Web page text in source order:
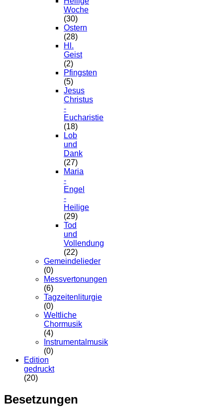
Woche
(30)
Ostern
(28)
Hl.
Geist
(2)
Pfingsten
(5)
Jesus
Christus
-
Eucharistie
(18)
Lob
und
Dank
(27)
Maria
-
Engel
-
Heilige
(29)
Tod
und
Vollendung
(22)
Gemeindelieder
(0)
Messvertonungen
(6)
Tagzeitenliturgie
(0)
Weltliche
Chormusik
(4)
Instrumentalmusik
(0)
Edition
gedruckt
(20)
Besetzungen